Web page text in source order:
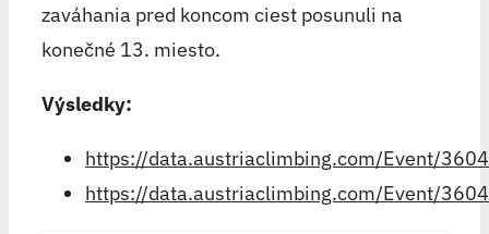
zaváhania pred koncom ciest posunuli na
konečné 13. miesto.
Výsledky:
https://data.austriaclimbing.com/Event/
https://data.austriaclimbing.com/Event/3604